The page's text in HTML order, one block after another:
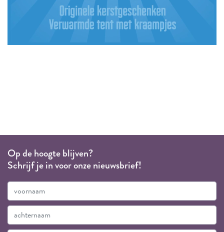
Op de hoogte blijven?
Schrijf je in voor onze nieuwsbrief!